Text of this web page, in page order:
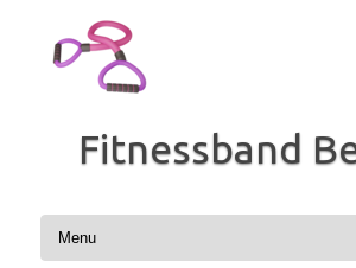
springen
Fitnessband